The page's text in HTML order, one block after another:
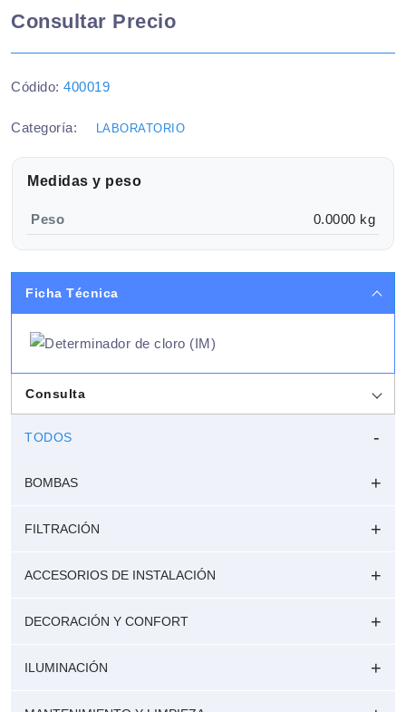
Consultar Precio
Códido: 400019
Categoría: LABORATORIO
Medidas y peso
Peso 0.0000 kg
Ficha Técnica
Consulta
TODOS
BOMBAS
FILTRACIÓN
ACCESORIOS DE INSTALACIÓN
DECORACIÓN Y CONFORT
ILUMINACIÓN